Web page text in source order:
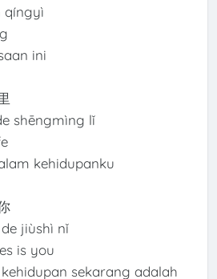
qíngyì
ini
shēngmìng lǐ
kehidupanku
jiùshì nǐ
is you
sekarang adalah